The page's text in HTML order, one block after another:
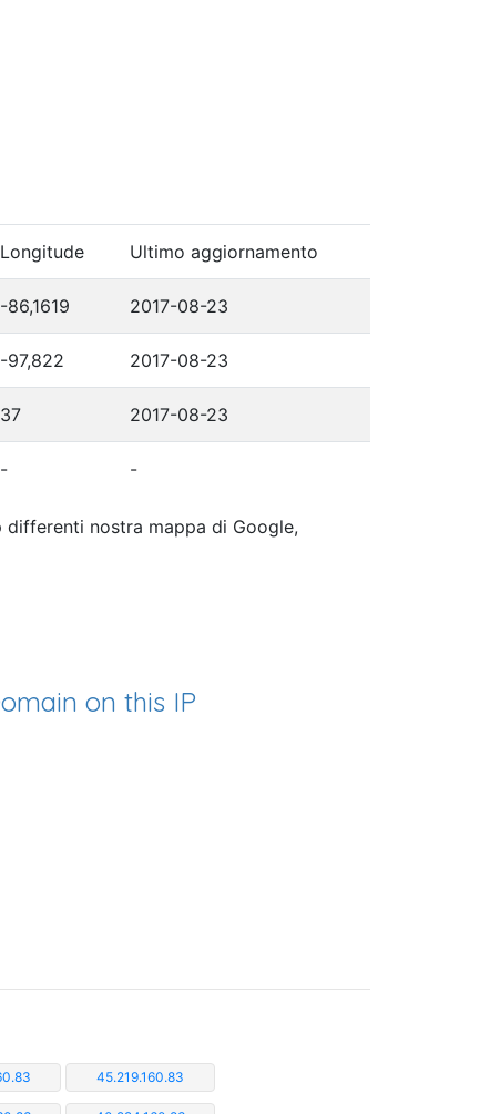
Longitude Ultimo aggiornamento
-86,1619 2017-08-23
-97,822 2017-08-23
37 2017-08-23
- -
nostra mappa di Google,
on this IP
45.219.160.83